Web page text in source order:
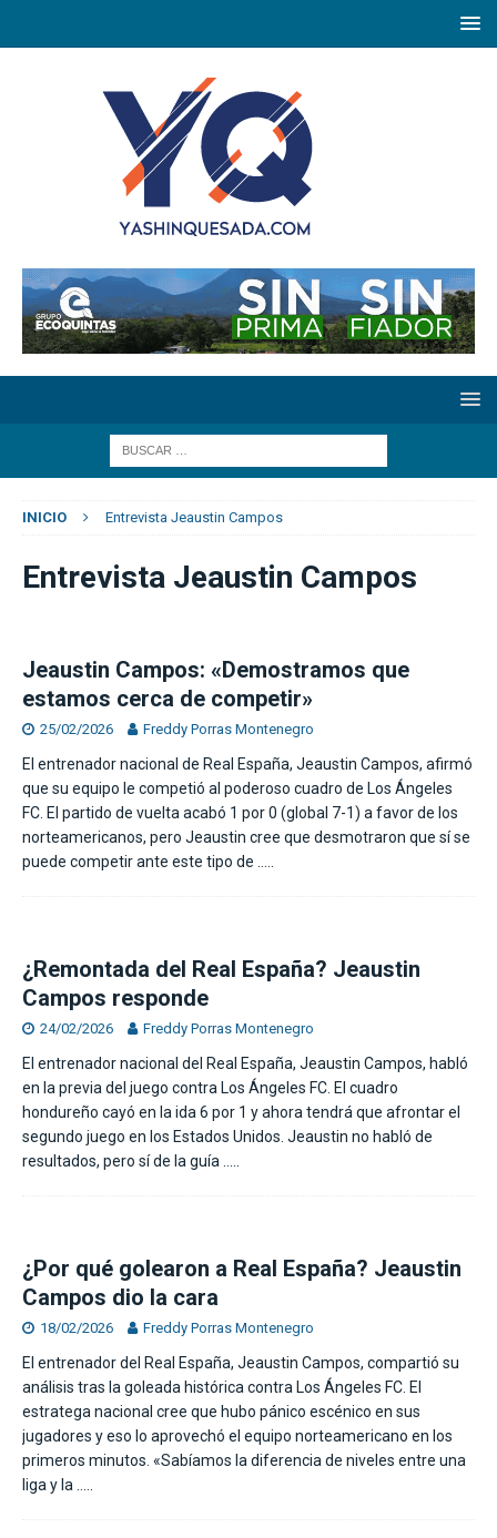
INICIO Entrevista Jeaustin Campos
Entrevista Jeaustin Campos
Jeaustin Campos: «Demostramos que
estamos cerca de competir»
25/02/2026 Freddy Porras Montenegro
El entrenador nacional de Real España, Jeaustin Campos, afirmó
que su equipo le competió al poderoso cuadro de Los Ángeles
FC. El partido de vuelta acabó 1 por 0 (global 7-1) a favor de los
norteamericanos, pero Jeaustin cree que desmotraron que sí se
puede competir ante este tipo de
¿Remontada del Real España? Jeaustin
Campos responde
24/02/2026 Freddy Porras Montenegro
El entrenador nacional del Real España, Jeaustin Campos, habló
en la previa del juego contra Los Ángeles FC. El cuadro
hondureño cayó en la ida 6 por 1 y ahora tendrá que afrontar el
segundo juego en los Estados Unidos. Jeaustin no habló de
resultados, pero sí de la guía
¿Por qué golearon a Real España? Jeaustin
Campos dio la cara
18/02/2026 Freddy Porras Montenegro
El entrenador del Real España, Jeaustin Campos, compartió su
análisis tras la goleada histórica contra Los Ángeles FC. El
estratega nacional cree que hubo pánico escénico en sus
jugadores y eso lo aprovechó el equipo norteamericano en los
primeros minutos. «Sabíamos la diferencia de niveles entre una
liga y la